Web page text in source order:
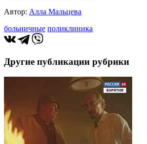
Автор: Алла Мальцева
больничные поликлиника
Другие публикации рубрики